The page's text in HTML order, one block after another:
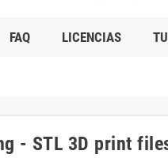
FAQ LICENCIAS
- STL 3D print